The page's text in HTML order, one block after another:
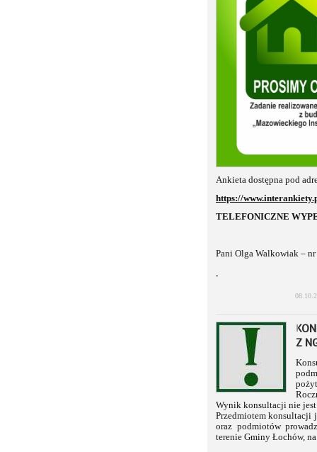
Ankieta dostępna pod
https://
TELEFONICZNE
Pani Olga Walkowiak –
Z
Wynik konsultacji nie
Przedmiotem konsultacji
oraz podmiotów
terenie Gminy Łochów,